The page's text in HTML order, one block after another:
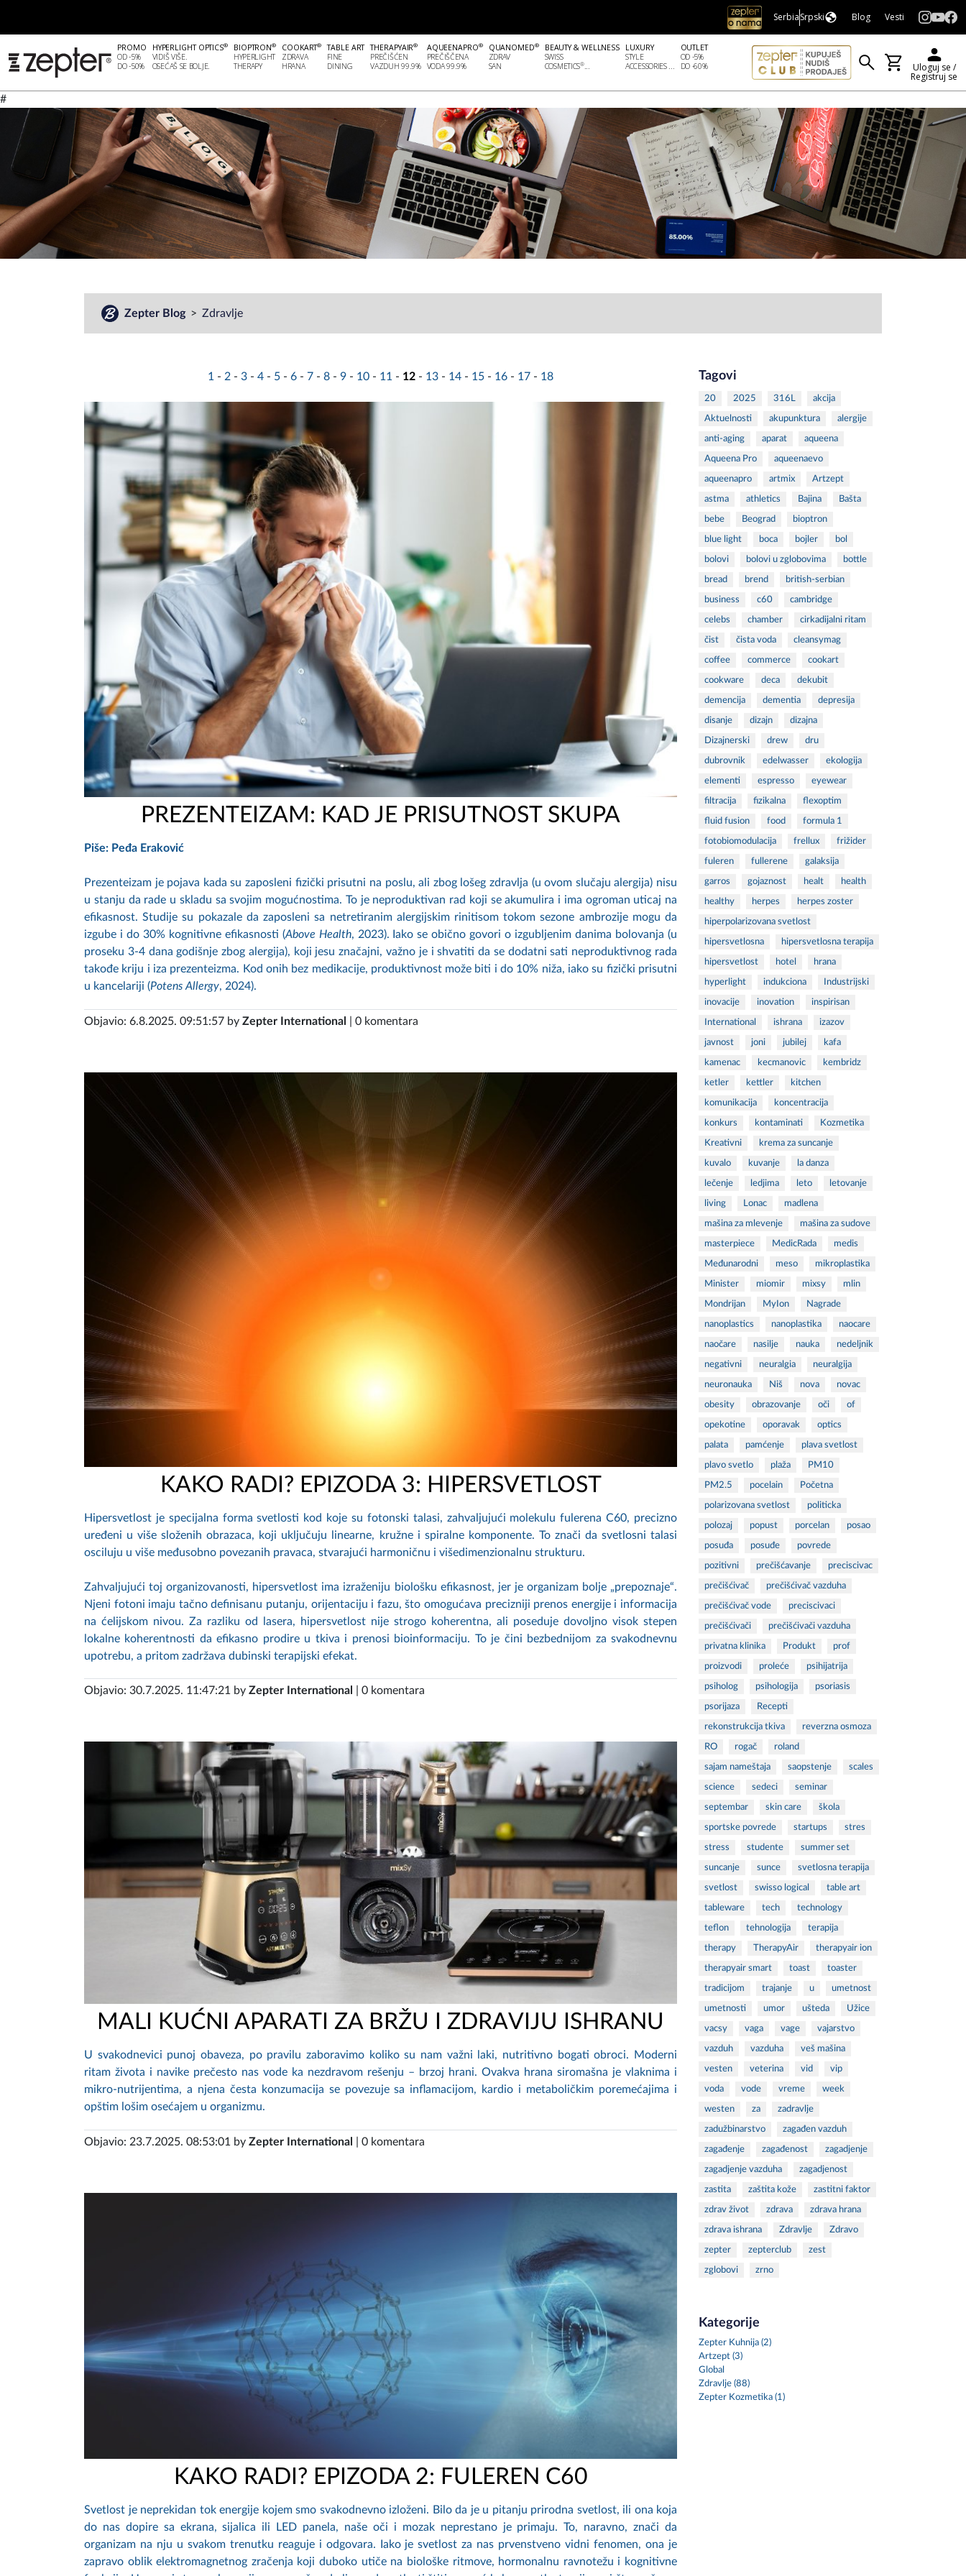
SerbiaSrpski Blog Vesti
PROMO
OD -5%
DO -50%
HYPERLIGHT OPTICS®
VIDIŠ VIŠE.
OSEĆAŠ SE BOLJE.
BIOPTRON®
HYPERLIGHT
THERAPY
COOKART®
ZDRAVA
HRANA
TABLE ART
FINE
DINING
THERAPYAIR®
PREČIŠĆEN
VAZDUH 99.9%
AQUEENAPRO®
PREČIŠČENA
VODA 99.9%
QUANOMED®
ZDRAV
SAN
BEAUTY & WELLNESS
SWISS
COSMETICS®...
LUXURY
STYLE
ACCESSORIES ...
OUTLET
OD -5%
DO -60%
Uloguj se /
Registruj se
#
Zepter Blog Zdravlje
1 - 2 - 3 - 4 - 5 - 6 - 7 - 8 - 9 - 10 - 11 - 12 - 13 - 14 - 15 - 16 - 17 - 18
PREZENTEIZAM: KAD JE PRISUTNOST SKUPA
Piše: Peđa Eraković
Prezenteizam je pojava kada su zaposleni fizički prisutni na poslu, ali zbog lošeg zdravlja (u ovom slučaju alergija) nisu
u stanju da rade u skladu sa svojim mogućnostima. To je neproduktivan rad koji se akumulira i ima ogroman uticaj na
efikasnost. Studije su pokazale da zaposleni sa netretiranim alergijskim rinitisom tokom sezone ambrozije mogu da
izgube i do 30% kognitivne efikasnosti (Above Health, 2023). Iako se obično govori o izgubljenim danima bolovanja (u
proseku 3-4 dana godišnje zbog alergija), koji jesu značajni, važno je i shvatiti da se dodatni sati neproduktivnog rada
takođe kriju i iza prezenteizma. Kod onih bez medikacije, produktivnost može biti i do 10% niža, iako su fizički prisutni
u kancelariji (Potens Allergy, 2024).
Objavio: 6.8.2025. 09:51:57 by Zepter International | 0 komentara
KAKO RADI? EPIZODA 3: HIPERSVETLOST
Hipersvetlost je specijalna forma svetlosti kod koje su fotonski talasi, zahvaljujući molekulu fulerena C60, precizno
uređeni u više složenih obrazaca, koji uključuju linearne, kružne i spiralne komponente. To znači da svetlosni talasi
osciluju u više međusobno povezanih pravaca, stvarajući harmoničnu i višedimenzionalnu strukturu.
Zahvaljujući toj organizovanosti, hipersvetlost ima izraženiju biološku efikasnost, jer je organizam bolje „prepoznaje“.
Njeni fotoni imaju tačno definisanu putanju, orijentaciju i fazu, što omogućava precizniji prenos energije i informacija
na ćelijskom nivou. Za razliku od lasera, hipersvetlost nije strogo koherentna, ali poseduje dovoljno visok stepen
lokalne koherentnosti da efikasno prodire u tkiva i prenosi bioinformaciju. To je čini bezbednijom za svakodnevnu
upotrebu, a pritom zadržava dubinski terapijski efekat.
Objavio: 30.7.2025. 11:47:21 by Zepter International | 0 komentara
MALI KUĆNI APARATI ZA BRŽU I ZDRAVIJU ISHRANU
U svakodnevici punoj obaveza, po pravilu zaboravimo koliko su nam važni laki, nutritivno bogati obroci. Moderni
ritam života i navike prečesto nas vode ka nezdravom rešenju – brzoj hrani. Ovakva hrana siromašna je vlaknima i
mikro-nutrijentima, a njena česta konzumacija se povezuje sa inflamacijom, kardio i metaboličkim poremećajima i
opštim lošim osećajem u organizmu.
Objavio: 23.7.2025. 08:53:01 by Zepter International | 0 komentara
KAKO RADI? EPIZODA 2: FULEREN C60
Svetlost je neprekidan tok energije kojem smo svakodnevno izloženi. Bilo da je u pitanju prirodna svetlost, ili ona koja
do nas dopire sa ekrana, sijalica ili LED panela, naše oči i mozak neprestano je primaju. To, naravno, znači da
organizam na nju u svakom trenutku reaguje i odgovara. Iako je svetlost za nas prvenstveno vidni fenomen, ona je
zapravo oblik elektromagnetnog zračenja koji duboko utiče na biološke ritmove, hormonalnu ravnotežu i kognitivne
Tagovi
20 2025 316L akcija
Aktuelnosti akupunktura alergije
anti-aging aparat aqueena
Aqueena Pro aqueenaevo
aqueenapro artmix Artzept
astma athletics Bajina Bašta
bebe Beograd bioptron
blue light boca bojler bol
bolovi bolovi u zglobovima bottle
bread brend british-serbian
business c60 cambridge
celebs chamber cirkadijalni ritam
čist čista voda cleansymag
coffee commerce cookart
cookware deca dekubit
demencija dementia depresija
disanje dizajn dizajna
Dizajnerski drew dru
dubrovnik edelwasser ekologija
elementi espresso eyewear
filtracija fizikalna flexoptim
fluid fusion food formula 1
fotobiomodulacija frellux frižider
fuleren fullerene galaksija
garros gojaznost healt health
healthy herpes herpes zoster
hiperpolarizovana svetlost
hipersvetlosna hipersvetlosna terapija
hipersvetlost hotel hrana
hyperlight indukciona Industrijski
inovacije inovation inspirisan
International ishrana izazov
javnost joni jubilej kafa
kamenac kecmanovic kembridz
ketler kettler kitchen
komunikacija koncentracija
konkurs kontaminati Kozmetika
Kreativni krema za suncanje
kuvalo kuvanje la danza
lečenje ledjima leto letovanje
living Lonac madlena
mašina za mlevenje mašina za sudove
masterpiece MedicRada medis
Međunarodni meso mikroplastika
Minister miomir mixsy mlin
Mondrijan MyIon Nagrade
nanoplastics nanoplastika naocare
naočare nasilje nauka nedeljnik
negativni neuralgia neuralgija
neuronauka Niš nova novac
obesity obrazovanje oči of
opekotine oporavak optics
palata pamćenje plava svetlost
plavo svetlo plaža PM10
PM2.5 pocelain Početna
polarizovana svetlost politicka
polozaj popust porcelan posao
posuđa posuđe povrede
pozitivni prečišćavanje preciscivac
prečišćivač prečišćivač vazduha
prečišćivač vode preciscivaci
prečišćivači prečišćivači vazduha
privatna klinika Produkt prof
proizvodi proleće psihijatrija
psiholog psihologija psoriasis
psorijaza Recepti
rekonstrukcija tkiva reverzna osmoza
RO rogač roland
sajam nameštaja saopstenje scales
science sedeci seminar
septembar skin care škola
sportske povrede startups stres
stress studente summer set
suncanje sunce svetlosna terapija
svetlost swisso logical table art
tableware tech technology
teflon tehnologija terapija
therapy TherapyAir therapyair ion
therapyair smart toast toaster
tradicijom trajanje u umetnost
umetnosti umor ušteda Užice
vacsy vaga vage vajarstvo
vazduh vazduha veš mašina
vesten veterina vid vip
voda vode vreme week
westen za zadravlje
zadužbinarstvo zagađen vazduh
zagađenje zagađenost zagadjenje
zagadjenje vazduha zagadjenost
zastita zaštita kože zastitni faktor
zdrav život zdrava zdrava hrana
zdrava ishrana Zdravlje Zdravo
zepter zepterclub zest
zglobovi zrno
Kategorije
Zepter Kuhnija (2)
Artzept (3)
Global
Zdravlje (88)
Zepter Kozmetika (1)